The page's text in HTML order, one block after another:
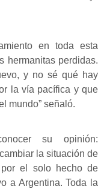
en toda esta
hermanitas perdidas.
y no sé qué hay
la vía pacífica y que
mundo” señaló.
su opinión:
la situación de
el solo hecho de
a Argentina. Toda la